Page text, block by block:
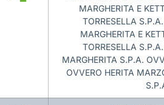
MARGHERITA E
TORRESELLA
MARGHERITA E
TORRESELLA
MARGHERITA S.P.A.
OVVERO HERITA